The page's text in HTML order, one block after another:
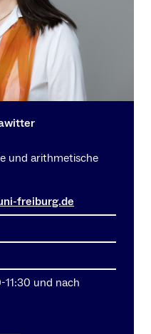
und arithmetische
freiburg.de
und nach